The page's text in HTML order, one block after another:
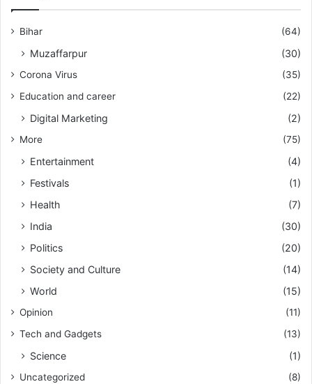
Bihar (64)
Muzaffarpur (30)
Corona Virus
(35)
Education and career
(22)
Digital Marketing (2)
More (75)
Entertainment
(4)
Festivals
(1)
Health
(7)
India
(30)
Politics
(20)
Society and Culture
(14)
World
(15)
Opinion
(11)
Tech and Gadgets
(13)
Science (1)
Uncategorized
(8)